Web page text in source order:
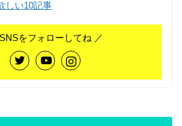
しい10記事
をフォローしてね ／